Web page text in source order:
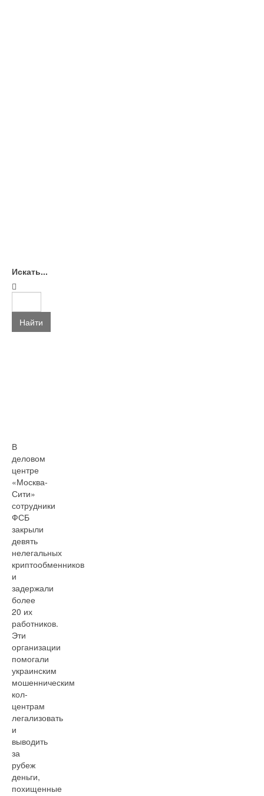
Искать...
Найти
В
деловом
центре
«Москва-
Сити»
сотрудники
ФСБ
закрыли
девять
нелегальных
криптообменников
и
задержали
более
20 их
работников.
Эти
организации
помогали
украинским
мошенническим
кол-
центрам
легализовать
и
выводить
за
рубеж
деньги,
похищенные